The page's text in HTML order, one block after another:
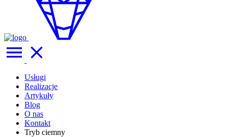
Usługi
Realizacje
Artykuły
Blog
O nas
Kontakt
Tryb ciemny